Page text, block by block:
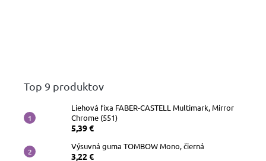
Top 9 produktov
Liehová fixa FABER-CASTELL Multimark, Mirror
Chrome (551)
5,39 €
Výsuvná guma TOMBOW Mono, čierná
3,22 €